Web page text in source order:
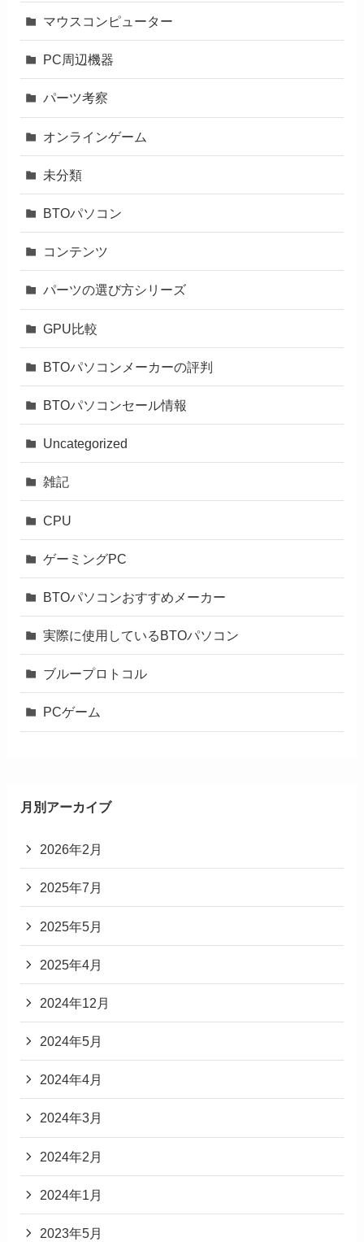
マウスコンピューター
PC周辺機器
パーツ考察
オンラインゲーム
未分類
BTOパソコン
コンテンツ
パーツの選び方シリーズ
GPU比較
BTOパソコンメーカーの評判
BTOパソコンセール情報
Uncategorized
雑記
CPU
ゲーミングPC
BTOパソコンおすすめメーカー
実際に使用しているBTOパソコン
ブループロトコル
PCゲーム
月別アーカイブ
2026年2月
2025年7月
2025年5月
2025年4月
2024年12月
2024年5月
2024年4月
2024年3月
2024年2月
2024年1月
2023年5月